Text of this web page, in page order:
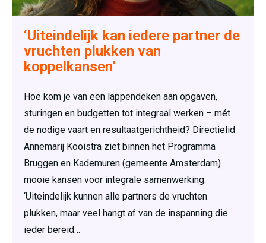
‘Uiteindelijk kan iedere partner de
vruchten plukken van
koppelkansen’
Hoe kom je van een lappendeken aan opgaven,
sturingen en budgetten tot integraal werken – mét
de nodige vaart en resultaatgerichtheid? Directielid
Annemarij Kooistra ziet binnen het Programma
Bruggen en Kademuren (gemeente Amsterdam)
mooie kansen voor integrale samenwerking.
‘Uiteindelijk kunnen alle partners de vruchten
plukken, maar veel hangt af van de inspanning die
ieder bereid…